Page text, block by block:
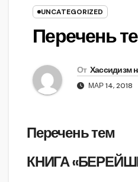
UNCATEGORIZED
Перечень
От Хассидизм
МАР 14, 2018
Перечень тем
КНИГА